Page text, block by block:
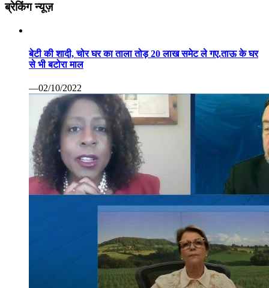
ब्रेकिंग न्यूज़
बेटी की शादी, चोर घर का ताला तोड़ 20 लाख समेट ले गए.ताऊ के घर
से भी बटोरा माल
—02/10/2022